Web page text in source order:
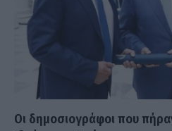
Οι δημοσιογράφοι που